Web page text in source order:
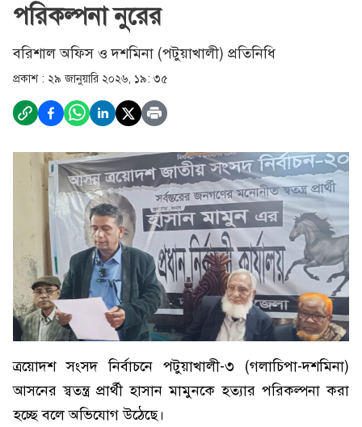
পরিকল্পনা নুরের
বরিশাল অফিস ও দশমিনা (পটুয়াখালী) প্রতিনিধি
প্রকাশ : ২৯ জানুয়ারি ২০২৬, ১৯: ৩৫
ত্রয়োদশ সংসদ নির্বাচনে পটুয়াখালী-৩ (গলাচিপা-দশমিনা)
আসনের স্বতন্ত্র প্রার্থী হাসান মামুনকে হত্যার পরিকল্পনা করা
হচ্ছে বলে অভিযোগ উঠেছে।